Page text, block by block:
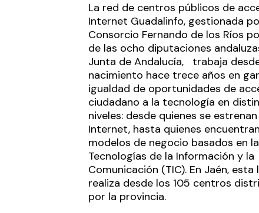
La red de centros públicos de
Internet Guadalinfo, gestionada
Consorcio Fernando de los Ríos
de las ocho diputaciones
Junta de Andalucía, trabaja
nacimiento hace trece años en
igualdad de oportunidades de
ciudadano a la tecnología en
niveles: desde quienes se
Internet, hasta quienes
modelos de negocio basados en
Tecnologías de la Información y la
Comunicación (TIC). En Jaén, esta
realiza desde los 105 centros
por la provincia.